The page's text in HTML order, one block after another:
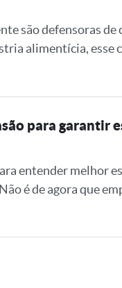
são defensoras de
alimentícia, esse
para garantir
entender melhor
é de agora que